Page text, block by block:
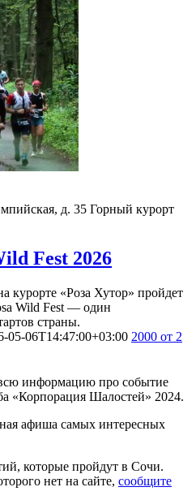
д. 35 Горный курорт
Fest 2026
курорте «Роза Хутор» пройдет
Wild Fest — один
страны.
05-06T14:47:00+03:00 2000 от 2
информацию про событие
«Корпорация Шалостей» 2024.
афиша самых интересных
которые пройдут в Сочи.
нет на сайте, сообщите